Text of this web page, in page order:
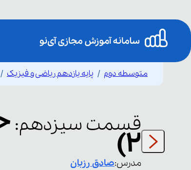
متوسطه دوم پایه یازدهم ریاضی و فیزیک
قسمت سیزدهم:
2)
مدرس:صادقرزبان